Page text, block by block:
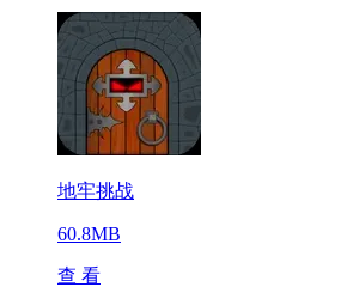
地牢挑战
60.8MB
查 看